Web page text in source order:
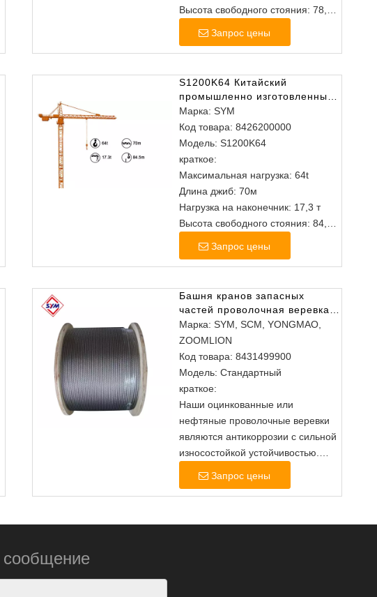
Высота свободного стояния: 78,9
Запрос цены
S1200K64 Китайский
промышленно изготовленные
из головного кран
Марка: SYM
Код товара: 8426200000
Модель: S1200K64
краткое:
Максимальная нагрузка: 64t
Длина джиб: 70м
Нагрузка на наконечник: 17,3 т
Высота свободного стояния: 84,5
Запрос цены
Башня кранов запасных
частей проволочная веревка
35 Вт*7 10 мм горячая
распродажа
Марка: SYM, SCM, YONGMAO,
ZOOMLION
Код товара: 8431499900
Модель: Стандартный
краткое:
Наши оцинкованные или
нефтяные проволочные веревки
являются антикоррозии с сильной
износостойкой устойчивостью.
длинное.
Запрос цены
сообщение